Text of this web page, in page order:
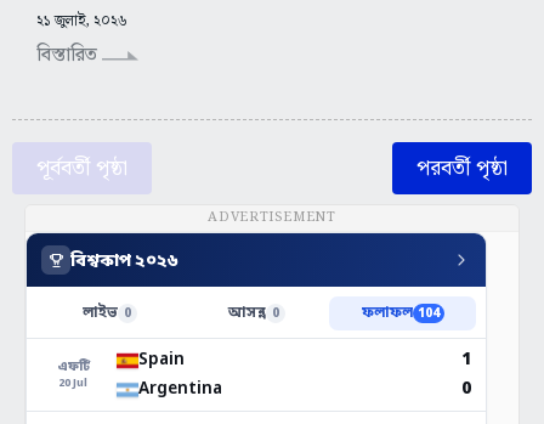
২১ জুলাই, ২০২৬
বিস্তারিত
পূর্ববর্তী পৃষ্ঠা পরবর্তী পৃষ্ঠা
ADVERTISEMENT